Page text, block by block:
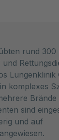
rund 300
Lungenklinik
komplexes
Brände
sind
und auf